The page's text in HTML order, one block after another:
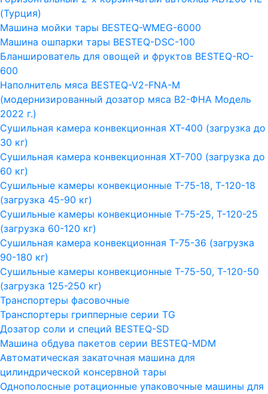
(Турция)
Машина мойки тары BESTEQ-WMEG-6000
Машина ошпарки тары BESTEQ-DSC-100
Бланширователь для овощей и фруктов BESTEQ-RO-
600
Наполнитель мяса BESTEQ-V2-FNA-M
(модернизированный дозатор мяса В2-ФНА Модель
2022 г.)
Сушильная камера конвекционная ХТ-400 (загрузка до
30 кг)
Сушильная камера конвекционная ХТ-700 (загрузка до
60 кг)
Сушильные камеры конвекционные Т-75-18, Т-120-18
(загрузка 45-90 кг)
Сушильные камеры конвекционные Т-75-25, Т-120-25
(загрузка 60-120 кг)
Сушильная камера конвекционная Т-75-36 (загрузка
90-180 кг)
Сушильные камеры конвекционные Т-75-50, Т-120-50
(загрузка 125-250 кг)
Транспортеры фасовочные
Транспортеры грипперные серии TG
Дозатор соли и специй BESTEQ-SD
Машина обдува пакетов серии ВESTEQ-MDM
Автоматическая закаточная машина для
цилиндрической консервной тары
Однополосные ротационные упаковочные машины для